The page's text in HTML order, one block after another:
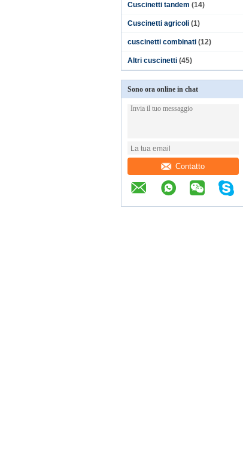
Cuscinetti tandem (14)
Cuscinetti agricoli (1)
cuscinetti combinati (12)
Altri cuscinetti (45)
Sono ora online in chat
Contatto